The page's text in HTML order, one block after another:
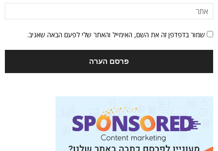
שמור בדפדפן זה את השם, האימייל והאתר שלי לפעם הבאה שאגיב.